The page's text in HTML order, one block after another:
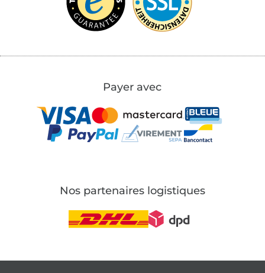
Payer avec
Nos partenaires logistiques